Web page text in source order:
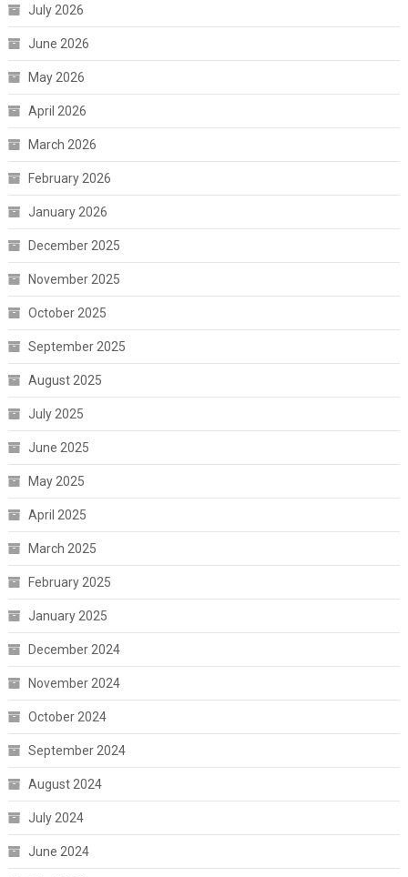
July 2026
June 2026
May 2026
April 2026
March 2026
February 2026
January 2026
December 2025
November 2025
October 2025
September 2025
August 2025
July 2025
June 2025
May 2025
April 2025
March 2025
February 2025
January 2025
December 2024
November 2024
October 2024
September 2024
August 2024
July 2024
June 2024